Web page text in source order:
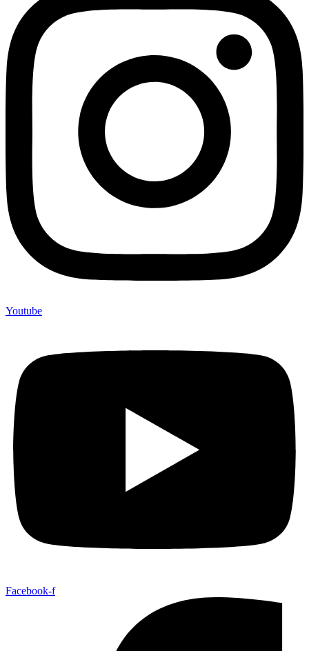
Youtube
Facebook-f